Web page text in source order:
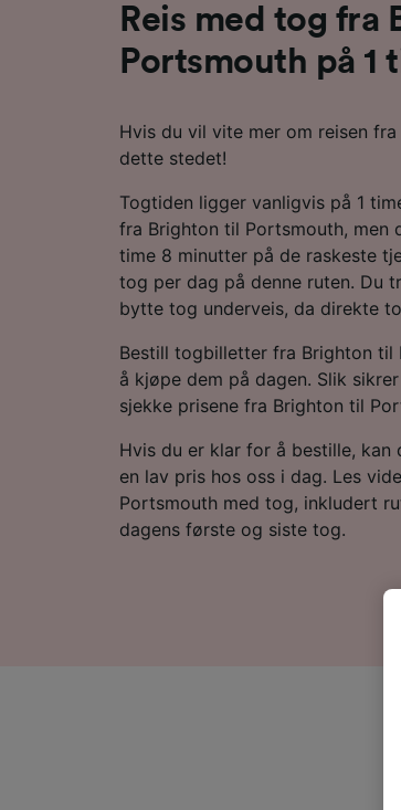
Reis med tog fra
Portsmouth på 1
Hvis du vil vite mer om reisen
dette stedet!
Togtiden ligger vanligvis på 1
fra Brighton til Portsmouth, men
time 8 minutter på de raskeste
tog per dag på denne ruten. Du
bytte tog underveis, da direkte
Bestill togbilletter fra Brighton
å kjøpe dem på dagen. Slik
sjekke prisene fra Brighton til
Hvis du er klar for å bestille,
en lav pris hos oss i dag. Les
Portsmouth med tog, inkludert
dagens første og siste tog.